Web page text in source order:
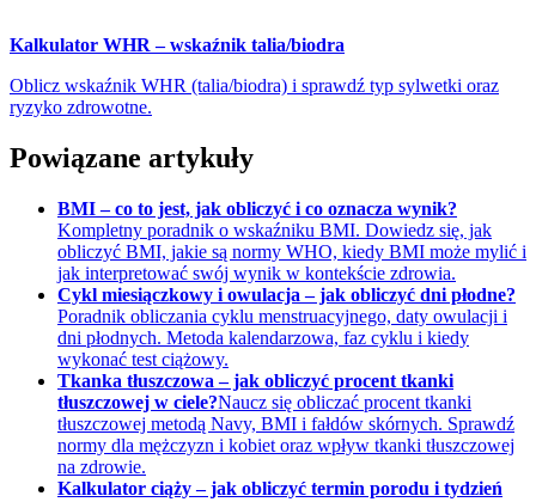
Kalkulator WHR – wskaźnik talia/biodra
Oblicz wskaźnik WHR (talia/biodra) i sprawdź typ sylwetki oraz
ryzyko zdrowotne.
Powiązane artykuły
BMI – co to jest, jak obliczyć i co oznacza wynik?
Kompletny poradnik o wskaźniku BMI. Dowiedz się, jak
obliczyć BMI, jakie są normy WHO, kiedy BMI może mylić i
jak interpretować swój wynik w kontekście zdrowia.
Cykl miesiączkowy i owulacja – jak obliczyć dni płodne?
Poradnik obliczania cyklu menstruacyjnego, daty owulacji i
dni płodnych. Metoda kalendarzowa, faz cyklu i kiedy
wykonać test ciążowy.
Tkanka tłuszczowa – jak obliczyć procent tkanki
tłuszczowej w ciele?Naucz się obliczać procent tkanki
tłuszczowej metodą Navy, BMI i fałdów skórnych. Sprawdź
normy dla mężczyzn i kobiet oraz wpływ tkanki tłuszczowej
na zdrowie.
Kalkulator ciąży – jak obliczyć termin porodu i tydzień